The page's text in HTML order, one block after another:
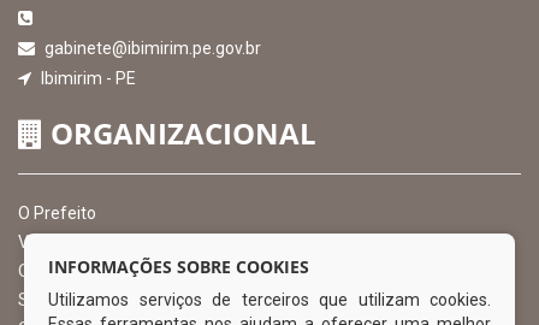
gabinete@ibimirim.pe.gov.br
Ibimirim - PE
ORGANIZACIONAL
O Prefeito
Vice Prefeito
Ouvidoria Municipal
Serviço de Informação ao Cidadão – SIC
INFORMAÇÕES SOBRE COOKIES
Utilizamos serviços de terceiros que utilizam cookies.